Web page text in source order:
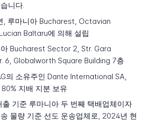
니다.
, 루마니아 Bucharest, Octavian
Baltaru에 의해 설립
Bucharest Sector 2, Str. Gara
6, Globalworth Square Building 7층
의 소유주인 Dante International SA,
지배 지분 보유
출 기준 루마니아 두 번째 택배업체이자
물량 기준 선도 운송업체로, 2024년 현